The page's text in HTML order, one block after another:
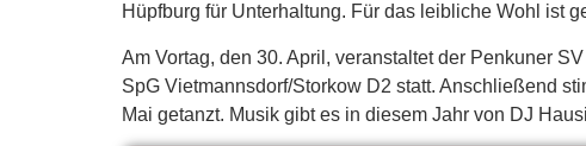
Hüpfburg für Unterhaltung. Für das leibliche Wohl ist
Am Vortag, den 30. April, veranstaltet der Penkuner
SpG Vietmannsdorf/Storkow D2 statt. Anschließend
Mai getanzt. Musik gibt es in diesem Jahr von DJ